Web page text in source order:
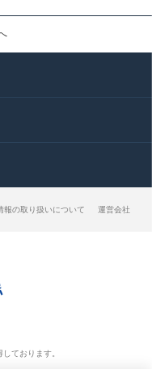
報の取り扱いについて 運営会社
ております。